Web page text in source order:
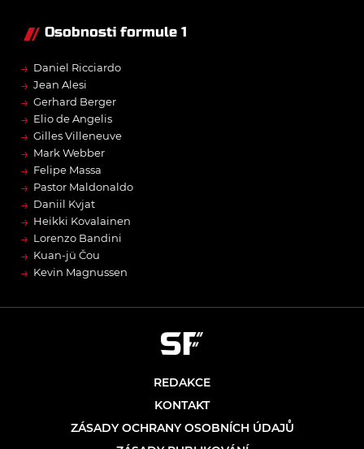
Osobnosti formule 1
→ Daniel Ricciardo
→ Jean Alesi
→ Gerhard Berger
→ Elio de Angelis
→ Gilles Villeneuve
→ Mark Webber
→ Felipe Massa
→ Pastor Maldonaldo
→ Daniil Kvjat
→ Heikki Kovalainen
→ Lorenzo Bandini
→ Kuan-jü Čou
→ Kevin Magnussen
REDAKCE
KONTAKT
ZÁSADY OCHRANY OSOBNÍCH ÚDAJŮ